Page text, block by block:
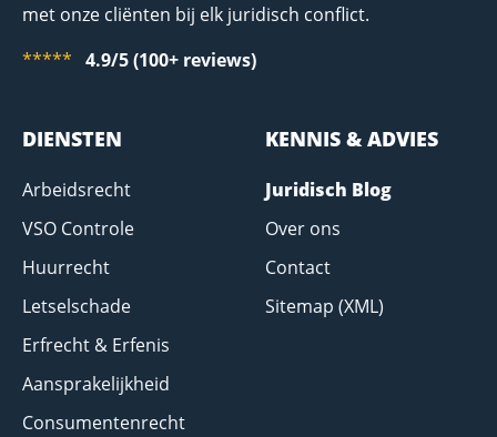
met onze cliënten bij elk juridisch conflict.
***** 4.9/5 (100+ reviews)
DIENSTEN
Arbeidsrecht
VSO Controle
Huurrecht
Letselschade
Erfrecht & Erfenis
Aansprakelijkheid
Consumentenrecht
KENNIS & ADVIES
Juridisch Blog
Over ons
Contact
Sitemap (XML)